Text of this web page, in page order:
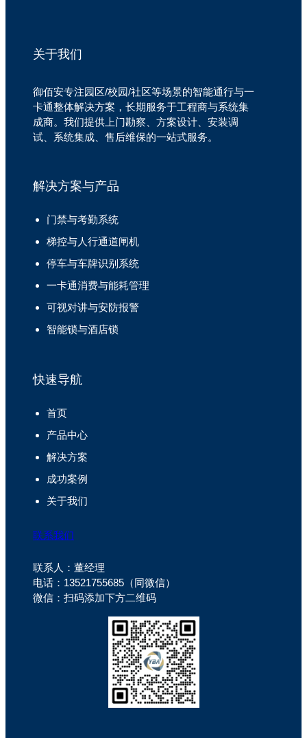
关于我们
御佰安专注园区/校园/社区等场景的智能通行与一
卡通整体解决方案，长期服务于工程商与系统集
成商。我们提供上门勘察、方案设计、安装调
试、系统集成、售后维保的一站式服务。
解决方案与产品
门禁与考勤系统
梯控与人行通道闸机
停车与车牌识别系统
一卡通消费与能耗管理
可视对讲与安防报警
智能锁与酒店锁
快速导航
首页
产品中心
解决方案
成功案例
关于我们
联系我们
联系人：董经理
电话：13521755685（同微信）
微信：扫码添加下方二维码